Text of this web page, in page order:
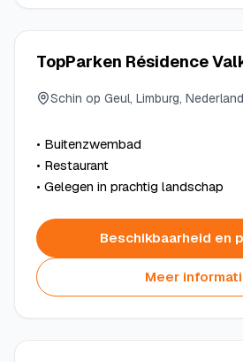
TopParken Résidence
Schin op Geul, Limburg, Nederland
• Buitenzwembad
• Restaurant
• Gelegen in prachtig landschap
Beschikbaarheid en
Meer